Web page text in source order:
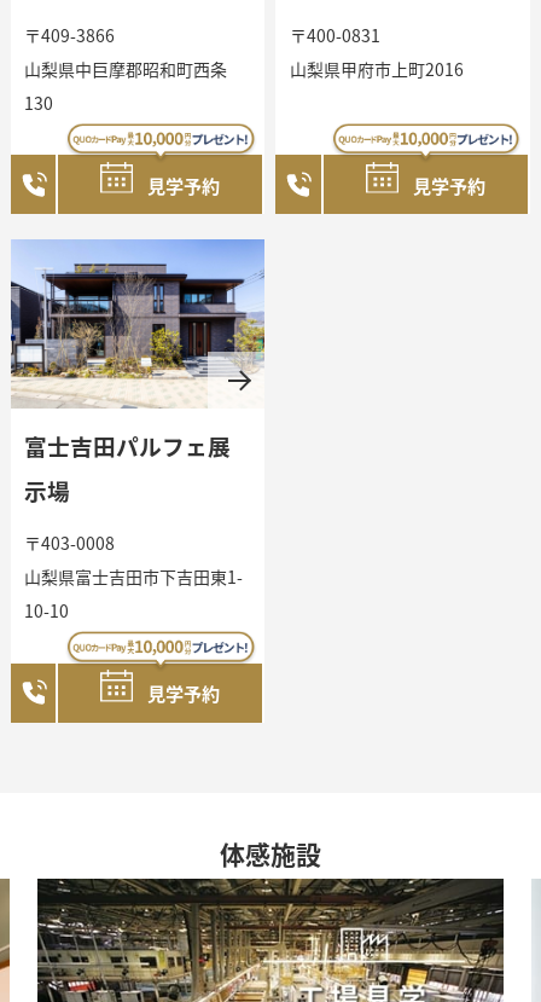
場・
モ
デ
ル
ハ
ウ
ス
一
〒409-3866
山梨県中巨摩郡昭和町西条
130
見学予約
〒400-0831
山梨県甲府市上町2016
見学予約
富士吉田パルフェ展
示場
〒403-0008
山梨県富士吉田市下吉田東1-
10-10
見学予約
体感施設